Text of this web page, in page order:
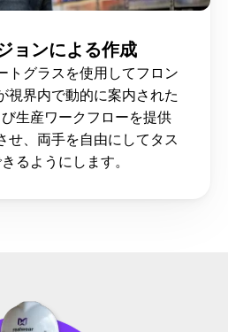
ョンによる作成
トグラスを使用してフロン
視界内で動的に案内された
生産ワークフローを提供
せ、両手を自由にしてタス
るようにします。